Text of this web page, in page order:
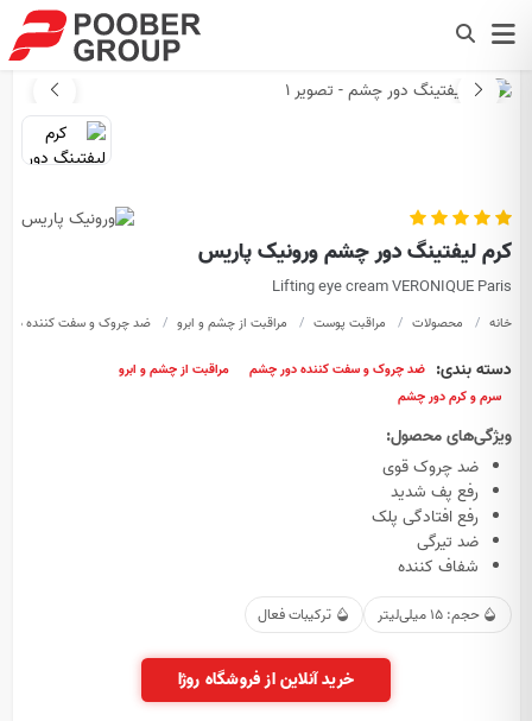
کرم لیفتینگ دور چشم ورونیک پاریس
Lifting eye cream VERONIQUE Paris
خانه محصولات مراقبت پوست مراقبت از چشم و ابرو ضد چروک و سفت کننده
دسته بندی: ضد چروک و سفت کننده دور چشم
مراقبت از چشم و ابرو
سرم و کرم دور چشم
ویژگی‌های محصول:
ضد چروک قوی
رفع پف شدید
رفع افتادگی پلک
ضد تیرگی
شفاف کننده
حجم: 15 میلی‌لیتر ترکیبات فعال
خرید آنلاین از فروشگاه روژا